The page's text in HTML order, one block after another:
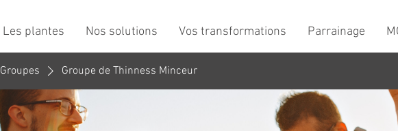
Les plantes Nos solutions Vos transformations Parrainage
Groupes Groupe de Thinness Minceur